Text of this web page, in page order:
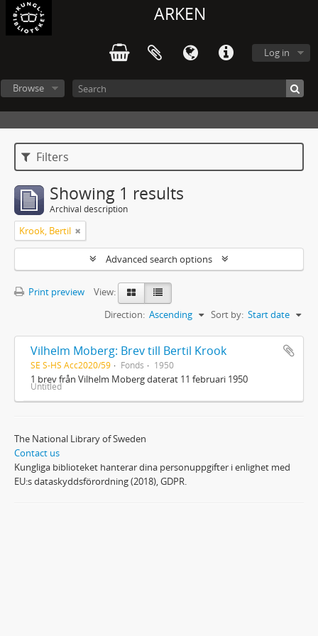
ARKEN
Log in
Browse
Filters
Showing 1 results
Archival description
Krook, Bertil
Advanced search options
Print preview
View:
Sort by: Start date
Direction: Ascending
Vilhelm Moberg: Brev till Bertil Krook
SE S-HS Acc2020/59 Fonds 1950
1 brev från Vilhelm Moberg daterat 11 februari 1950
Untitled
The National Library of Sweden
Contact us
Kungliga biblioteket hanterar dina personuppgifter i enlighet med
EU:s dataskyddsförordning (2018), GDPR.